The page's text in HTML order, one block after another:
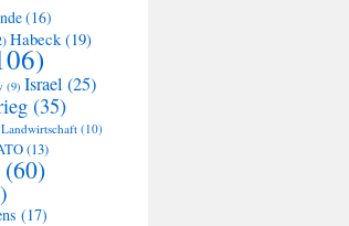
(16)
Habeck(19)
(9) Israel (25)
(35)
Landwirtschaft (10)
(13)
(60)
(17)